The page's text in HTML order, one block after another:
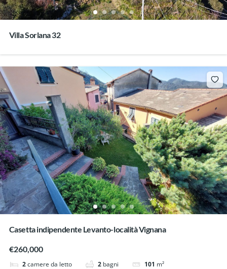
Villa Sorlana 32
Casetta indipendente Levanto-località Vignana
€260,000
2camere da letto 2 bagni 101 m²